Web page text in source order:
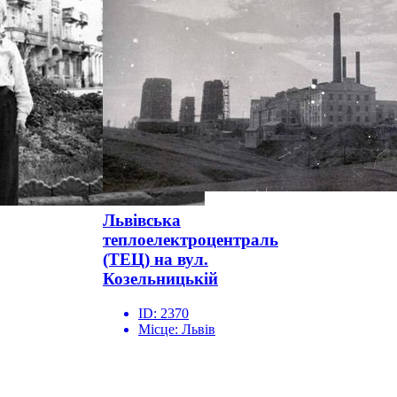
Львівська
теплоелектроцентраль
(ТЕЦ) на вул.
Козельницькій
ID: 2370
Місце: Львів